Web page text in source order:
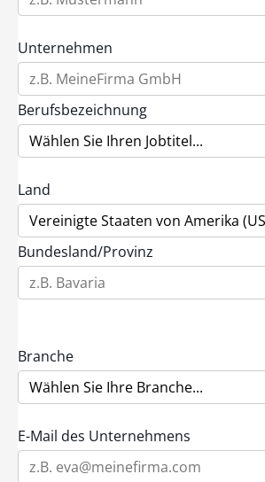
Unternehmen
Berufsbezeichnung
Land
Bundesland/Provinz
Branche
E-Mail des Unternehmens